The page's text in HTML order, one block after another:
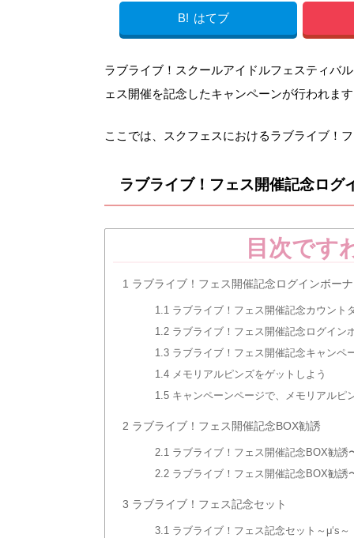
B! はてブ
ラブライブ！スクールアイドルフェスティバ
ェス開催を記念したキャンペーンが行われます
ここでは、スクフェスにおけるラブライブ！
ラブライブ！フェス開催記念ログ
目次です
1 ラブライブ！フェス開催記念ログインボーナ
1.1 ラブライブ！フェス開催記念カウント
1.2 ラブライブ！フェス開催記念ログイン
1.3 ラブライブ！フェス開催記念キャンペ
1.4 メモリアルピンズをゲットしよう
1.5 キャンペーンページで、メモリアルピ
2 ラブライブ！フェス開催記念BOX勧誘
2.1 ラブライブ！フェス開催記念BOX勧誘
2.2 ラブライブ！フェス開催記念BOX勧誘
3 ラブライブ！フェス記念セット
3.1 ラブライブ！フェス記念セット～μ‘s～